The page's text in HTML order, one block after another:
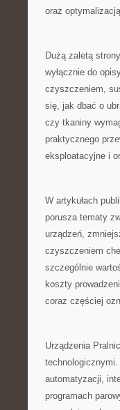
oraz
Dużą zaletą
wyłącznie do
czyszczeniem,
się, jak dbać o
czy tkaniny
praktycznego
eksploatacyjne i
W artykułach
porusza tematy
urządzeń,
czyszczeniem
szczególnie
koszty
coraz częściej
Urządzenia
automatyzacji,
programach